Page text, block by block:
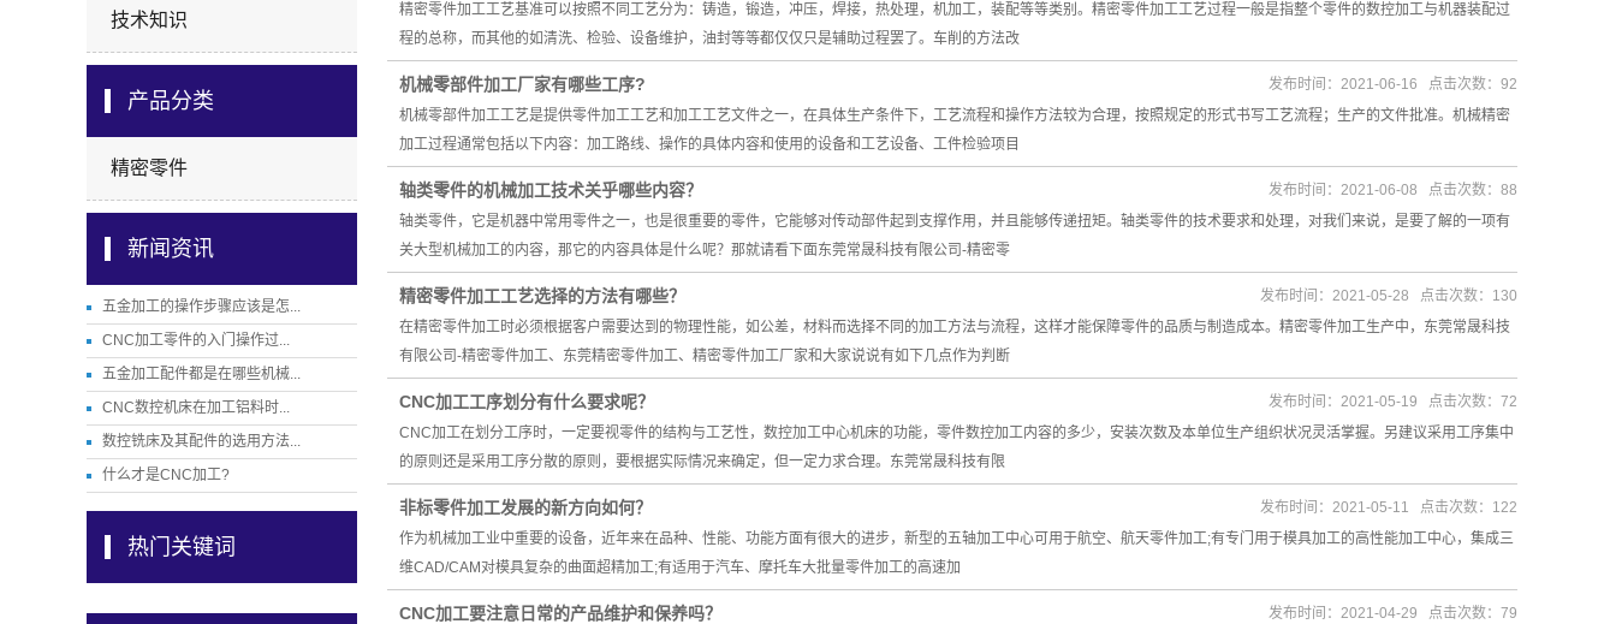
技术知识
产品分类
精密零件
新闻资讯
五金加工的操作步骤应该是怎...
CNC加工零件的入门操作过...
五金加工配件都是在哪些机械...
CNC数控机床在加工铝料时...
数控铣床及其配件的选用方法...
什么才是CNC加工?
热门关键词
精密零件加工工艺基准可以按照不同工艺分为：铸造，锻造，冲压，焊接，热处理，机加工，装配等等类别。精密零件加工工艺过程一般是指整个零件的数控加工与机器装配过
程的总称，而其他的如清洗、检验、设备维护，油封等等都仅仅只是辅助过程罢了。车削的方法改
机械零部件加工厂家有哪些工序?
机械零部件加工工艺是提供零件加工工艺和加工工艺文件之一，在具体生产条件下，工艺流程和操作方法较为合理，按照规定的形式书写工艺流程；生产的文件批准。机械精密
加工过程通常包括以下内容：加工路线、操作的具体内容和使用的设备和工艺设备、工件检验项目
发布时间：2021-06-16 点击次数：92
轴类零件的机械加工技术关乎哪些内容？
轴类零件，它是机器中常用零件之一，也是很重要的零件，它能够对传动部件起到支撑作用，并且能够传递扭矩。轴类零件的技术要求和处理，对我们来说，是要了解的一项有
关大型机械加工的内容，那它的内容具体是什么呢？那就请看下面东莞常晟科技有限公司-精密零
发布时间：2021-06-08 点击次数：88
精密零件加工工艺选择的方法有哪些？
在精密零件加工时必须根据客户需要达到的物理性能，如公差，材料而选择不同的加工方法与流程，这样才能保障零件的品质与制造成本。精密零件加工生产中，东莞常晟科技
有限公司-精密零件加工、东莞精密零件加工、精密零件加工厂家和大家说说有如下几点作为判断
发布时间：2021-05-28 点击次数：130
CNC加工工序划分有什么要求呢？
CNC加工在划分工序时，一定要视零件的结构与工艺性，数控加工中心机床的功能，零件数控加工内容的多少，安装次数及本单位生产组织状况灵活掌握。另建议采用工序集中
的原则还是采用工序分散的原则，要根据实际情况来确定，但一定力求合理。东莞常晟科技有限
发布时间：2021-05-19 点击次数：72
非标零件加工发展的新方向如何？
作为机械加工业中重要的设备，近年来在品种、性能、功能方面有很大的进步，新型的五轴加工中心可用于航空、航天零件加工;有专门用于模具加工的高性能加工中心，集成三
维CAD/CAM对模具复杂的曲面超精加工;有适用于汽车、摩托车大批量零件加工的高速加
发布时间：2021-05-11 点击次数：122
CNC加工要注意日常的产品维护和保养吗？ 发布时间：2021-04-29 点击次数：79